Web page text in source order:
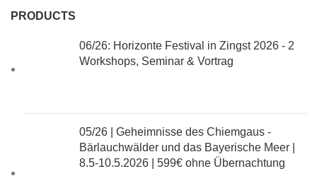
PRODUCTS
06/26: Horizonte Festival in Zingst 2026 - 2
Workshops, Seminar & Vortrag
05/26 | Geheimnisse des Chiemgaus -
Bärlauchwälder und das Bayerische Meer |
8.5-10.5.2026 | 599€ ohne Übernachtung